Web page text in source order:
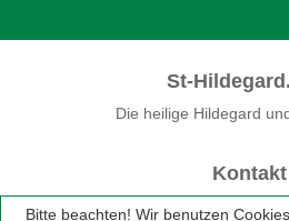
St-
Die heilige Hildegard
Kontakt
Fon 0 75 33 /
Bitte beachten! Wir benutzen